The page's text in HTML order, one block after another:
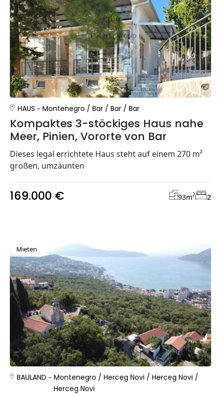
HAUS Montenegro / Bar / Bar / Bar
Kompaktes 3-stöckiges Haus nahe
Meer, Pinien, Vororte von Bar
Dieses legal errichtete Haus steht auf einem 270 m²
großen, umzäunten
169.000 € 93m2 2
Mieten
BAULAND Montenegro / Herceg Novi / Herceg Novi /
Herceg Novi